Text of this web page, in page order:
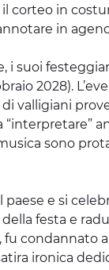
il corteo in
in
i suoi
2028).
di valligiani
sono
e si
festa e
condannato
ironica